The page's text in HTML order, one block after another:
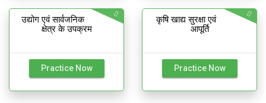
उद्योग एवं सार्वजनिक
क्षेत्र के उपक्रम
Practice Now
कृषि खाद्य सुरक्षा एवं
आपूर्ति
Practice Now